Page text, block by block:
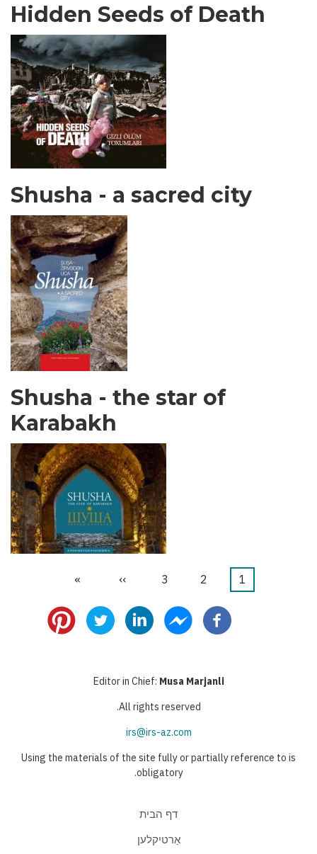
Hidden Seeds of Death
Shusha - a sacred city
Shusha - the star of
Karabakh
דף
1 דף
2 דף
3
הדף
››
הדף
»
Editor in Chief: Musa Marjanli
All rights reserved.
irs@irs-az.com
Using the materials of the site fully or partially reference to is
obligatory.
דף הבית
אַרטיקלען